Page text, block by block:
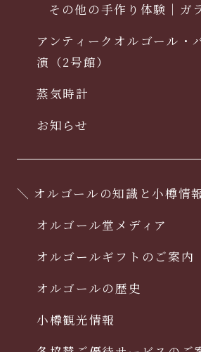
その他の手作り体験｜ガ
アンティークオルゴール・
演（2号館）
蒸気時計
お知らせ
＼ オルゴールの知識と小樽情
オルゴール堂メディア
オルゴールギフトのご案内
オルゴールの歴史
小樽観光情報